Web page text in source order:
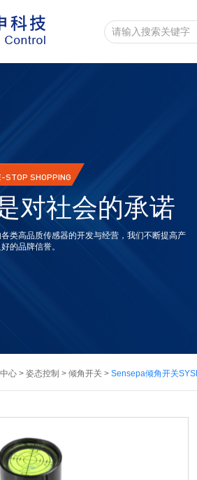
STOP SHOPPING
对社会的承诺
各类高品质传感器的开发与经营，我们不断提高产
的品牌信誉。
心 > 姿态控制 > 倾角开关 > Sensepa倾角开关